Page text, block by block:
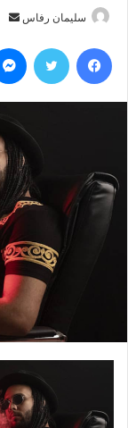
سليمان رفاس
س
ل
ب
د
ا
إ
ل
ك
ت
ر
و
ن
ي